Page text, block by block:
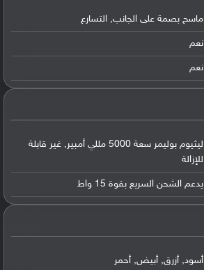
ماسح بصمة على الجانب, التسارع
نعم
نعم
ليثيوم بوليمر سعة 5000 مللي أمبير, غير قابلة
للإزالة
يدعم الشحن السريع بقوة 15 واط
أسود, أزرق, أبيض, أحمر